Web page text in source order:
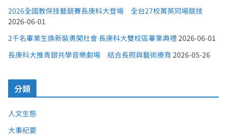
2026全國教保技藝競賽長庚科大登場 全台27校菁英同場競技
2026-06-01
2千名畢業生換新裝勇闖社會 長庚科大雙校區畢業典禮2026-06-01
長庚科大推青銀共學音樂劇場 結合長照與藝術療育 2026-05-26
分類
人文生態
大事紀要